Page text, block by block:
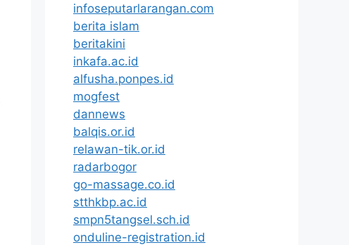
infoseputarlarangan.com
berita islam
beritakini
inkafa.ac.id
alfusha.ponpes.id
mogfest
dannews
balqis.or.id
relawan-tik.or.id
radarbogor
go-massage.co.id
stthkbp.ac.id
smpn5tangsel.sch.id
onduline-registration.id